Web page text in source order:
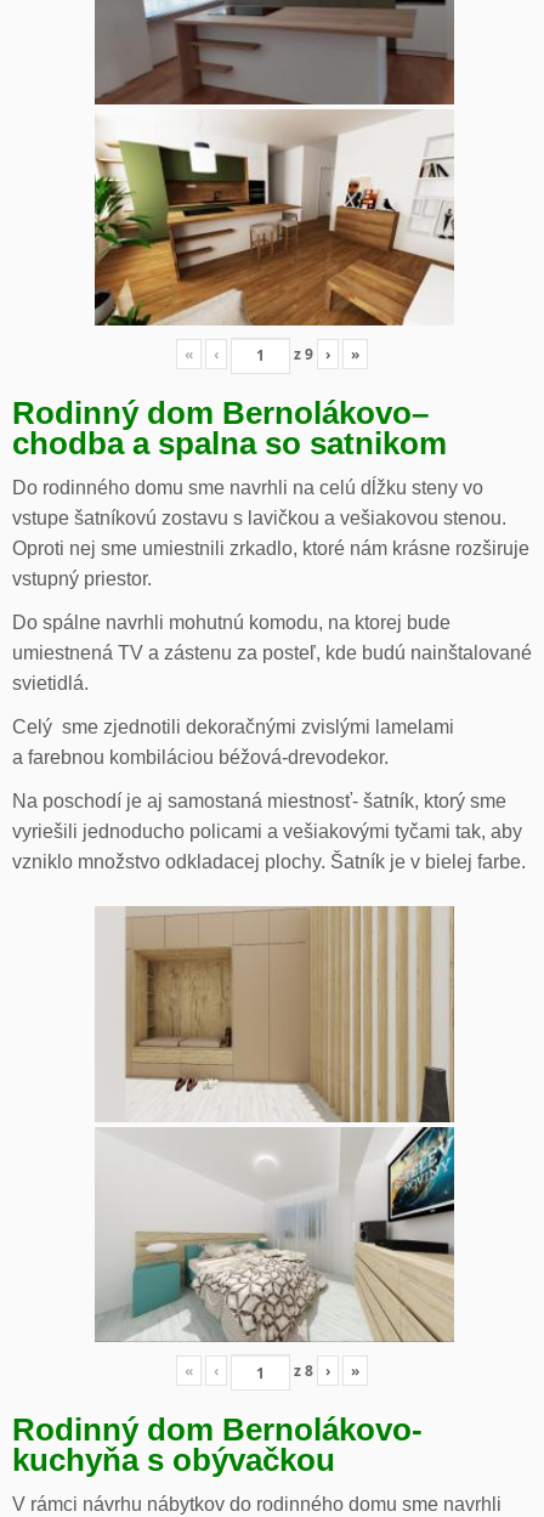
« ‹ z9 › »
Rodinný dom Bernolákovo–
chodba a spalna so satnikom
Do rodinného domu sme navrhli na celú dĺžku steny vo
vstupe šatníkovú zostavu s lavičkou a vešiakovou stenou.
Oproti nej sme umiestnili zrkadlo, ktoré nám krásne rozširuje
vstupný priestor.
Do spálne navrhli mohutnú komodu, na ktorej bude
umiestnená TV a zástenu za posteľ, kde budú nainštalované
svietidlá.
Celý sme zjednotili dekoračnými zvislými lamelami
a farebnou kombiláciou béžová-drevodekor.
Na poschodí je aj samostaná miestnosť- šatník, ktorý sme
vyriešili jednoducho policami a vešiakovými tyčami tak, aby
vzniklo množstvo odkladacej plochy. Šatník je v bielej farbe.
« ‹ z8 › »
Rodinný dom Bernolákovo-
kuchyňa s obývačkou
V rámci návrhu nábytkov do rodinného domu sme navrhli